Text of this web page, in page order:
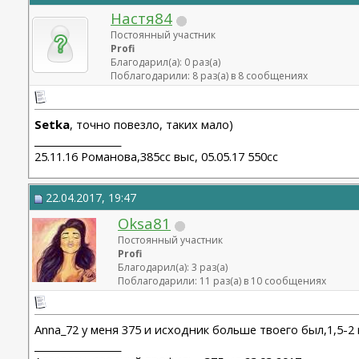
Настя84
Постоянный участник
Profi
Благодарил(а): 0 раз(а)
Поблагодарили: 8 раз(а) в 8 сообщениях
Setka, точно повезло, таких мало)
25.11.16 Романова,385сс выс, 05.05.17 550сс
22.04.2017, 19:47
Oksa81
Постоянный участник
Profi
Благодарил(а): 3 раз(а)
Поблагодарили: 11 раз(а) в 10 сообщениях
Anna_72 у меня 375 и исходник больше твоего был,1,5-2